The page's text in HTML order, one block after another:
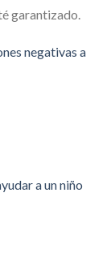
garantizado.
negativas a
a un niño